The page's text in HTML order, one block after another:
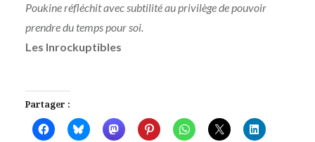
Poukine réfléchit avec subtilité au privilège de pouvoir
prendre du temps pour soi.
Les Inrockuptibles
Partager :